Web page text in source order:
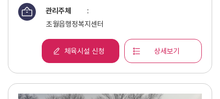
관리주체
:
초월읍행정복지센터
체육시설 신청 상세보기